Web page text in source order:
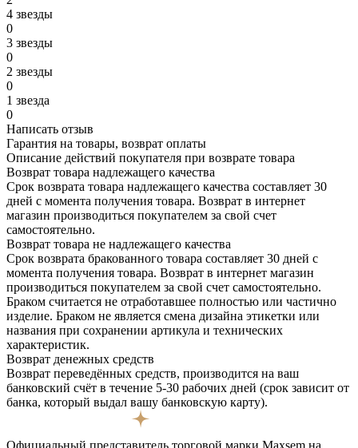
4 звезды
0
3 звезды
0
2 звезды
0
1 звезда
0
Написать отзыв
Гарантия на товары, возврат оплаты
Описание действий покупателя при возврате товара
Возврат товара надлежащего качества
Срок возврата товара надлежащего качества составляет 30
дней с момента получения товара. Возврат в интернет
магазин производиться покупателем за свой счет
самостоятельно.
Возврат товара не надлежащего качества
Срок возврата бракованного товара составляет 30 дней с
момента получения товара. Возврат в интернет магазин
производиться покупателем за свой счет самостоятельно.
Браком считается не отработавшее полностью или частично
изделие. Браком не является смена дизайна этикетки или
названия при сохранении артикула и технических
характеристик.
Возврат денежных средств
Возврат переведённых средств, производится на ваш
банковский счёт в течение 5-30 рабочих дней (срок зависит от
банка, который выдал вашу банковскую карту).
Официальный представитель торговой марки Maxsem на